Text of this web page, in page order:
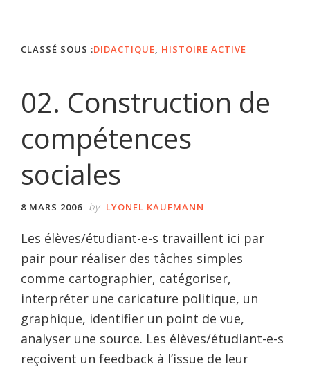
CLASSÉ SOUS :DIDACTIQUE HISTOIRE ACTIVE
02. Construction de
compétences
sociales
8 MARS 2006 by LYONEL KAUFMANN
Les élèves/étudiant-e-s travaillent ici par
pair pour réaliser des tâches simples
comme cartographier, catégoriser,
interpréter une caricature politique, un
graphique, identifier un point de vue,
analyser une source. Les élèves/étudiant-e-s
reçoivent un feedback à l’issue de leur